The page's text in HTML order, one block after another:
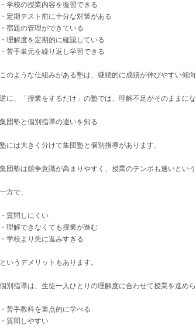
・学校の授業内容を復習できる
・定期テスト前に十分な対策がある
・宿題の管理ができている
・理解度を定期的に確認している
・苦手単元を繰り返し学習できる
このような仕組みがある塾は、継続的に成績が伸びやすい傾向
逆に、「授業をするだけ」の塾では、理解不足がそのままに
集団塾と個別指導の違いを知る
塾には大きく分けて集団塾と個別指導があります。
集団塾は競争意識が高まりやすく、授業のテンポも速いという
一方で、
・質問しにくい
・理解できなくても授業が進む
・学校より先に進みすぎる
というデメリットもあります。
個別指導は、生徒一人ひとりの理解度に合わせて授業を進めら
・苦手教科を重点的に学べる
・質問しやすい